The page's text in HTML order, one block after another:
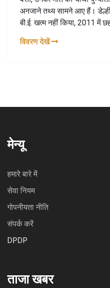
अनजाने तथ्य सामने आए हैं।
बी.ई. खत्म नहीं किया, 2011 में
ग्रुप का हिस्सा रहे, टीवी शो
विवरण देखें
मेन्यू
हमारे बारे में
सेवा नियम
गोपनीयता नीति
संपर्क करें
DPDP
ताजा खबर